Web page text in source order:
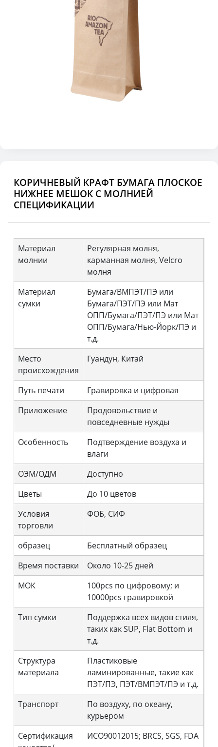
КОРИЧНЕВЫЙ КРАФТ БУМАГА ПЛОСКОЕ
НИЖНЕЕ МЕШОК С МОЛНИЕЙ
СПЕЦИФИКАЦИИ
Материал
молнии
Регулярная молня,
карманная молня, Velcro
молня
Материал
сумки
Бумага/ВМПЭТ/ПЭ или
Бумага/ПЭТ/ПЭ или Мат
ОПП/Бумага/ПЭТ/ПЭ или Мат
ОПП/Бумага/Нью-Йорк/ПЭ и
т.д.
Место
происхождения
Гуандун, Китай
Путь печати
Гравировка и цифровая
Приложение
Продовольствие и
повседневные нужды
Особенность
Подтверждение воздуха и
влаги
ОЭМ/ОДМ
Доступно
Цветы
До 10 цветов
Условия
торговли
ФОБ, СИФ
образец
Бесплатный образец
Время поставки
Около 10-25 дней
МОК
100pcs по цифровому; и
10000pcs гравировкой
Тип сумки
Поддержка всех видов стиля,
таких как SUP, Flat Bottom и
т.д.
Структура
материала
Пластиковые
ламинированные, такие как
ПЭТ/ПЭ, ПЭТ/ВМПЭТ/ПЭ и т.д.
Транспорт
По воздуху, по океану,
курьером
Сертификация
ИСО90012015; BRCS, SGS, FDA